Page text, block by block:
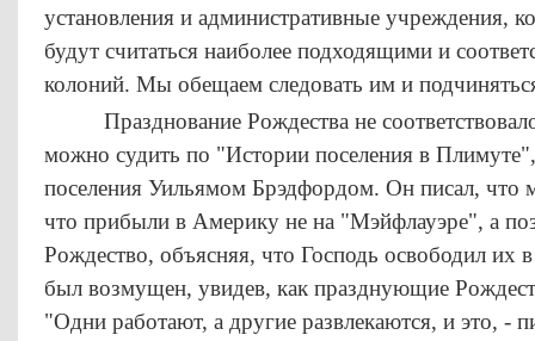
установления и административные учреждения,
будут считаться наиболее подходящими и
колоний. Мы обещаем следовать им и
Празднование Рождества не
можно судить по "Истории поселения в
поселения Уильямом Брэдфордом. Он писал, что
что прибыли в Америку не на "Мэйфлауэре", а
Рождество, объясняя, что Господь освободил их
был возмущен, увидев, как празднующие
"Одни работают, а другие развлекаются, и это, -